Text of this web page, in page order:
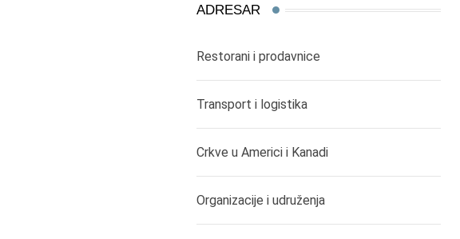
ADRESAR
Restorani i prodavnice
Transport i logistika
Crkve u Americi i Kanadi
Organizacije i udruženja